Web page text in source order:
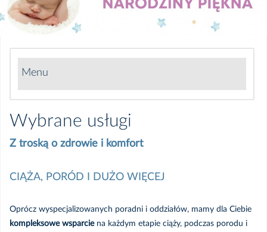
Menu
FAQ - pytania i odpowiedzi
Wybrane usługi
Z troską o zdrowie i komfort
CIĄŻA, PORÓD I DUŻO WIĘCEJ
Oprócz wyspecjalizowanych poradni i oddziałów, mamy dla Ciebie
kompleksowe wsparciena każdym etapie ciąży, podczas porodu i